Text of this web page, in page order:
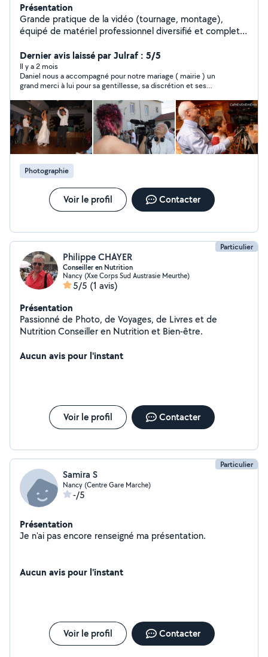
Présentation
Grande pratique de la vidéo (tournage, montage),
équipé de matériel professionnel diversifié et complet,
toute nature et durée, avec montage élaboré ou non.
Je peux également proposer des services de
photographe
Dernier avis laissé par Julraf : 5/5
Il y a 2 mois
Daniel nous a accompagné pour notre mariage ( mairie ) un
grand merci à lui pour sa gentillesse, sa discrétion et ses
Photographie
Voir le profil Contacter
Particulier
Philippe CHAYER
Conseiller en Nutrition
Nancy (Xxe Corps Sud Austrasie Meurthe)
5/5 (1 avis)
Présentation
Passionné de Photo, de Voyages, de Livres et de
Nutrition Conseiller en Nutrition et Bien-être.
Aucun avis pour l'instant
Voir le profil Contacter
Particulier
Samira S
Nancy (Centre Gare Marche)
-/5
Présentation
Je n'ai pas encore renseigné ma présentation.
Aucun avis pour l'instant
Voir le profil Contacter